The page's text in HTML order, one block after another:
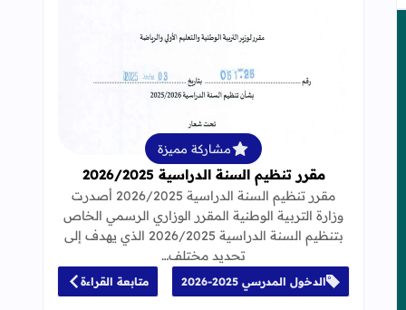
قراءة المزيد عن مقرر تنظيم السنة الدراسية
مشاركة مميزة
مقرر تنظيم السنة الدراسية 2026/2025
مقرر تنظيم السنة الدراسية 2026/2025 أصدرت
وزارة التربية الوطنية المقرر الوزاري الرسمي الخاص
بتنظيم السنة الدراسية 2026/2025 الذي يهدف إلى
تحديد مختلف…
الدخول المدرسي 2025-2026 متابعة القراءة